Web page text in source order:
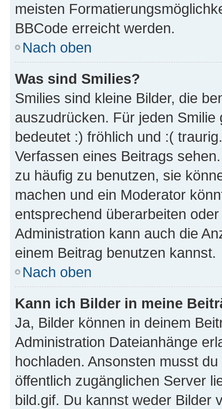
meisten
BBCode erreicht werden.
Nach oben
Was sind Smilies?
Smilies sind kleine Bilder, die
auszudrücken. Für jeden
bedeutet :) fröhlich und :(
Verfassen eines Beitrags
zu häufig zu benutzen, sie
machen und ein Moderator
entsprechend überarbeiten
Administration kann auch die
einem Beitrag benutzen kannst.
Nach oben
Kann ich Bilder in meine
Ja, Bilder können in deinem
Administration Dateianhänge
hochladen. Ansonsten musst
öffentlich zugänglichen Server
bild.gif. Du kannst weder Bilder